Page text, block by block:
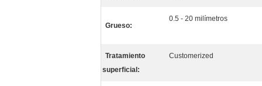
Grueso:
0.5 - 20 milímetros
Tratamiento
superficial:
Customerized